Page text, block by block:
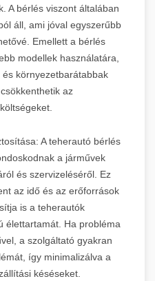
A bérlés viszont általában
áll, ami jóval egyszerűbb
Emellett a bérlés
modellek használatára,
környezetbarátabbak
az
A teherautó bérlés
a járművek
és szervizeléséről. Ez
az idő és az erőforrások
is a teherautók
élettartamát. Ha probléma
a szolgáltató gyakran
így minimalizálva a
késéseket.